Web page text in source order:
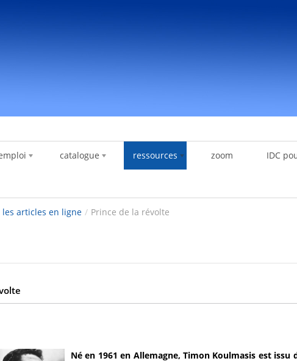
catalogue ressources zoom IDC
les articles en ligne / Prince de la révolte
Né en 1961 en Allemagne, Timon Koulmasis est